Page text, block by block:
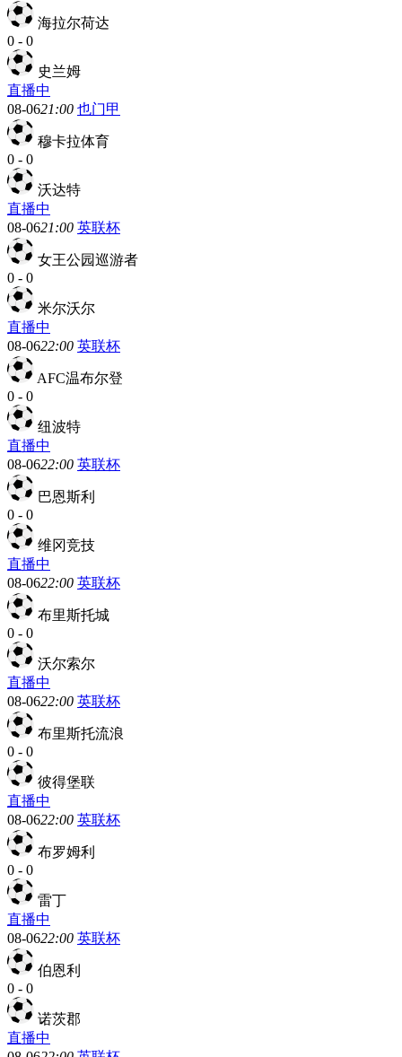
海拉尔荷达
0 - 0
史兰姆
直播中
08-0621:00 也门甲
穆卡拉体育
0 - 0
沃达特
直播中
08-0621:00 英联杯
女王公园巡游者
0 - 0
米尔沃尔
直播中
08-0622:00 英联杯
AFC温布尔登
0 - 0
纽波特
直播中
08-0622:00 英联杯
巴恩斯利
0 - 0
维冈竞技
直播中
08-0622:00 英联杯
布里斯托城
0 - 0
沃尔索尔
直播中
08-0622:00 英联杯
布里斯托流浪
0 - 0
彼得堡联
直播中
08-0622:00 英联杯
布罗姆利
0 - 0
雷丁
直播中
08-0622:00 英联杯
伯恩利
0 - 0
诺茨郡
直播中